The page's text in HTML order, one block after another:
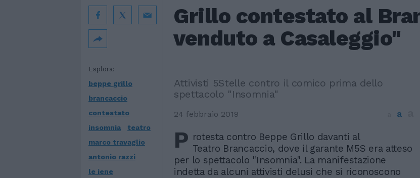
Grillo contestato al
venduto a Casaleggio"
Esplora:
beppe grillo
brancaccio
contestato
insomnia
teatro
marco travaglio
antonio razzi
le iene
Attivisti 5Stelle contro il comico prima dello
spettacolo "Insomnia"
24 febbraio 2019 a
P rotesta contro Beppe Grillo davanti al
Teatro Brancaccio, dove il garante M5S era atteso
per lo spettacolo "Insomnia". La manifestazione
indetta da alcuni attivisti delusi che si riconoscono